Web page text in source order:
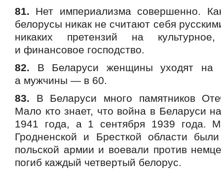
81. Нет империализма совершенно.
белорусы никак не считают себя
никаких претензий на культурное,
и финансовое господство.
82. В Беларуси женщины уходят на
а мужчины — в 60.
83. В Беларуси много памятников
Мало кто знает, что война в Беларуси
1941 года, а 1 сентября 1939 года.
Гродненской и Бресткой области
польской армии и воевали против
погиб каждый четвертый белорус.